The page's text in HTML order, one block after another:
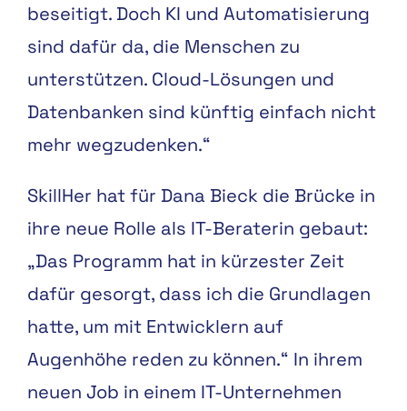
beseitigt. Doch KI und Automatisierung
sind dafür da, die Menschen zu
unterstützen. Cloud-Lösungen und
Datenbanken sind künftig einfach nicht
mehr wegzudenken.“
SkillHer hat für Dana Bieck die Brücke in
ihre neue Rolle als IT-Beraterin gebaut:
„Das Programm hat in kürzester Zeit
dafür gesorgt, dass ich die Grundlagen
hatte, um mit Entwicklern auf
Augenhöhe reden zu können.“ In ihrem
neuen Job in einem IT-Unternehmen